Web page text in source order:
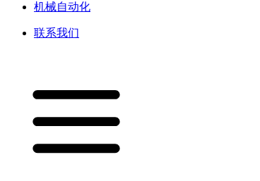
机械自动化
联系我们